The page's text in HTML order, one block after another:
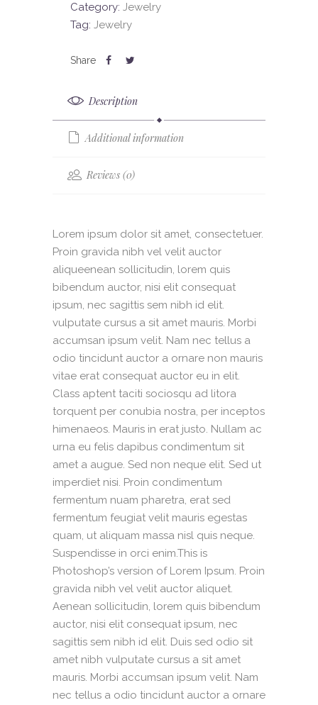
Category: Jewelry
Tag: Jewelry
Description
Additional information
Reviews (0)
Lorem ipsum dolor sit amet, consectetuer.
Proin gravida nibh vel velit auctor
aliqueenean sollicitudin, lorem quis
bibendum auctor, nisi elit consequat
ipsum, nec sagittis sem nibh id elit.
vulputate cursus a sit amet mauris. Morbi
accumsan ipsum velit. Nam nec tellus a
odio tincidunt auctor a ornare non mauris
vitae erat consequat auctor eu in elit.
Class aptent taciti sociosqu ad litora
torquent per conubia nostra, per inceptos
himenaeos. Mauris in erat justo. Nullam ac
urna eu felis dapibus condimentum sit
amet a augue. Sed non neque elit. Sed ut
imperdiet nisi. Proin condimentum
fermentum nuam pharetra, erat sed
fermentum feugiat velit mauris egestas
quam, ut aliquam massa nisl quis neque.
Suspendisse in orci enim.This is
Photoshop’s version of Lorem Ipsum. Proin
gravida nibh vel velit auctor aliquet.
Aenean sollicitudin, lorem quis bibendum
auctor, nisi elit consequat ipsum, nec
sagittis sem nibh id elit. Duis sed odio sit
amet nibh vulputate cursus a sit amet
mauris. Morbi accumsan ipsum velit. Nam
nec tellus a odio tincidunt auctor a ornare